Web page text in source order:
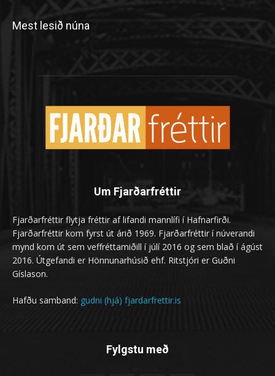
Mest lesið núna
Um Fjarðarfréttir
Fjarðarfréttir flytja fréttir af lifandi mannlífi í Hafnarfirði.
Fjarðarfréttir kom fyrst út árið 1969. Fjarðarfréttir í núverandi
mynd kom út sem veffréttamiðill í júlí 2016 og sem blað í ágúst
2016. Útgefandi er Hönnunarhúsið ehf. Ritstjóri er Guðni
Gíslason.
Hafðu samband: gudni (hjá) fjardarfrettir.is
Fylgstu með